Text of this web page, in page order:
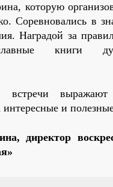
которую
Соревновались в
Наградой за
книги
встречи
интересные и
директор